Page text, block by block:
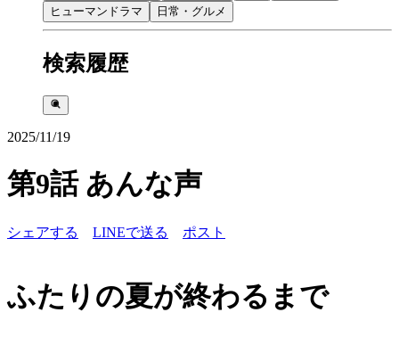
ヒューマンドラマ
日常・グルメ
検索履歴
2025/11/19
第9話 あんな声
シェアする LINEで送る ポスト
ふたりの夏が終わるまで